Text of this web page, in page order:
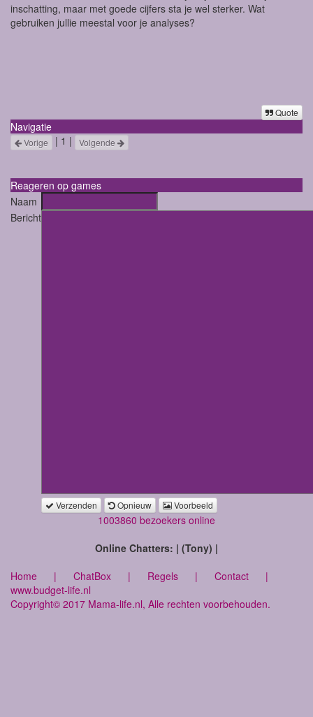
inschatting, maar met goede cijfers sta je wel sterker. Wat
gebruiken jullie meestal voor je analyses?
Quote
Navigatie
Vorige | 1 | Volgende
Reageren op games
Naam
Bericht
Verzenden Opnieuw Voorbeeld
1003860 bezoekers online
Online Chatters: | (Tony) |
Home | ChatBox | Regels | Contact |
www.budget-life.nl
Copyright© 2017 Mama-life.nl, Alle rechten voorbehouden.